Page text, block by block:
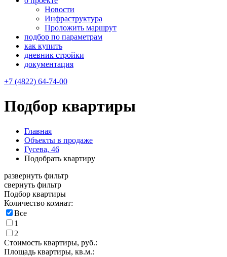
Новости
Инфраструктура
Проложить маршрут
подбор по параметрам
как купить
дневник стройки
документация
+7 (4822) 64-74-00
Подбор квартиры
Главная
Объекты в продаже
Гусева, 46
Подобрать квартиру
развернуть фильтр
свернуть фильтр
Подбор квартиры
Количество комнат:
Все
1
2
Стоимость квартиры, руб.:
Площадь квартиры, кв.м.: